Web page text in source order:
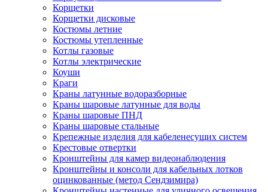
Корщетки
Корщетки дисковые
Костюмы летние
Костюмы утепленные
Котлы газовые
Котлы электрические
Коуши
Краги
Краны латунные водоразборные
Краны шаровые латунные для воды
Краны шаровые ПНД
Краны шаровые стальные
Крепежные изделия для кабеленесущих систем
Крестовые отвертки
Кронштейны для камер видеонаблюдения
Кронштейны и консоли для кабельных лотков
оцинкованные (метод Сендзимира)